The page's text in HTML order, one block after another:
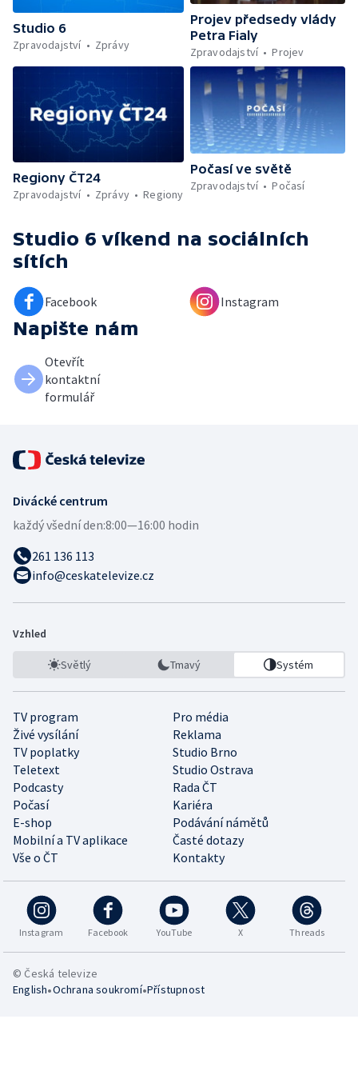
Studio 6
Zpravodajství
Zprávy
Projev předsedy vlády
Petra Fialy
Zpravodajství
Projev
Regiony ČT24
Zpravodajství
Zprávy Regiony
Počasí ve světě
Zpravodajství
Počasí
Studio 6 víkend na sociálních
sítích
Facebook Instagram
Napište nám
Otevřít
kontaktní
formulář
Divácké centrum
každý všední den:8:00—16:00 hodin
261 136 113
info@ceskatelevize.cz
Vzhled
Světlý Tmavý Systém
TV program
Pro média
Živé vysílání
Reklama
TV poplatky
Studio Brno
Teletext
Studio Ostrava
Podcasty
Rada ČT
Počasí
Kariéra
E-shop
Podávání námětů
Mobilní a TV aplikace
Časté dotazy
Vše o ČT
Kontakty
Instagram Facebook YouTube X Threads
© Česká televize
English•Ochrana soukromí•Přístupnost